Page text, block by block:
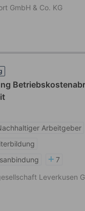
GmbH & Co. KG
Arbeitgeber
7
Leverkusen